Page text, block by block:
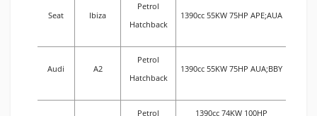
Seat Ibiza
Petrol
Hatchback
1390cc 55KW 75HP APE;AUA
Audi A2
Petrol
Hatchback
1390cc 55KW 75HP AUA;BBY
Petrol 1390cc 74KW 100HP